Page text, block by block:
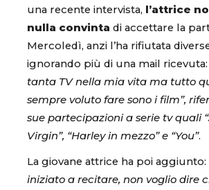
una recente intervista, l’attrice
nulla convinta di accettare la
Mercoledì, anzi l’ha rifiutata
ignorando più di una mail ricevuta:
tanta TV nella mia vita ma tutto
sempre voluto fare sono i film”,
sue partecipazioni a serie tv quali
Virgin”, “Harley in mezzo” e “You”.
La giovane attrice ha poi aggiunto:
iniziato a recitare, non voglio dire